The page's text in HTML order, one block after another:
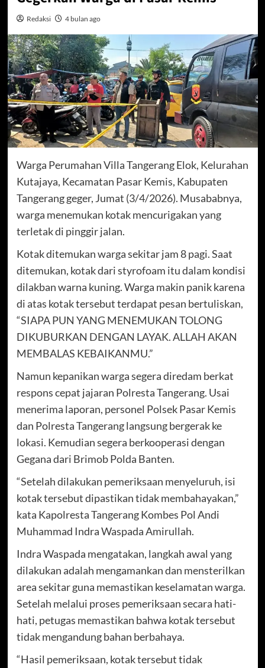
Redaksi 4 bulan ago
Warga Perumahan Villa Tangerang Elok, Kelurahan
Kutajaya, Kecamatan Pasar Kemis, Kabupaten
Tangerang geger, Jumat (3/4/2026). Musababnya,
warga menemukan kotak mencurigakan yang
terletak di pinggir jalan.
Kotak ditemukan warga sekitar jam 8 pagi. Saat
ditemukan, kotak dari styrofoam itu dalam kondisi
dilakban warna kuning. Warga makin panik karena
di atas kotak tersebut terdapat pesan bertuliskan,
“SIAPA PUN YANG MENEMUKAN TOLONG
DIKUBURKAN DENGAN LAYAK. ALLAH AKAN
MEMBALAS KEBAIKANMU.”
Namun kepanikan warga segera diredam berkat
respons cepat jajaran Polresta Tangerang. Usai
menerima laporan, personel Polsek Pasar Kemis
dan Polresta Tangerang langsung bergerak ke
lokasi. Kemudian segera berkooperasi dengan
Gegana dari Brimob Polda Banten.
“Setelah dilakukan pemeriksaan menyeluruh, isi
kotak tersebut dipastikan tidak membahayakan,”
kata Kapolresta Tangerang Kombes Pol Andi
Muhammad Indra Waspada Amirullah.
Indra Waspada mengatakan, langkah awal yang
dilakukan adalah mengamankan dan mensterilkan
area sekitar guna memastikan keselamatan warga.
Setelah melalui proses pemeriksaan secara hati-
hati, petugas memastikan bahwa kotak tersebut
tidak mengandung bahan berbahaya.
“Hasil pemeriksaan, kotak tersebut tidak